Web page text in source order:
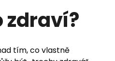
zdraví?
tím, co vlastně